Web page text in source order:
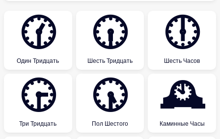
🕜
Один Тридцать
🕡
Шесть Тридцать
🕕
Шесть Часов
🕞
Три Тридцать
🕠
Пол Шестого
🕰
Каминные Часы